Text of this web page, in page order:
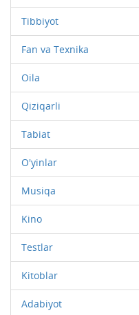
Tibbiyot
Fan va Texnika
Oila
Qiziqarli
Tabiat
O'yinlar
Musiqa
Kino
Testlar
Kitoblar
Adabiyot